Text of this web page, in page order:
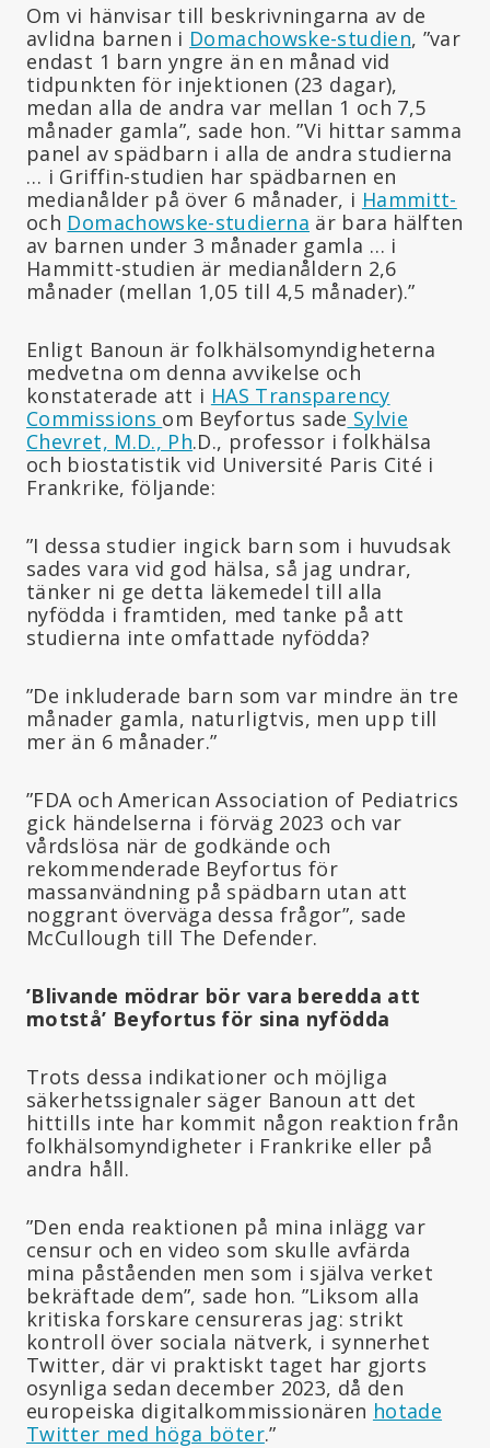
Om vi hänvisar till beskrivningarna av de
avlidna barnen i Domachowske-studien, ”var
endast 1 barn yngre än en månad vid
tidpunkten för injektionen (23 dagar),
medan alla de andra var mellan 1 och 7,5
månader gamla”, sade hon. ”Vi hittar samma
panel av spädbarn i alla de andra studierna
… i Griffin-studien har spädbarnen en
medianålder på över 6 månader, i Hammitt-
och Domachowske-studierna är bara hälften
av barnen under 3 månader gamla … i
Hammitt-studien är medianåldern 2,6
månader (mellan 1,05 till 4,5 månader).”
Enligt Banoun är folkhälsomyndigheterna
medvetna om denna avvikelse och
konstaterade att i HAS Transparency
Commissions om Beyfortus sade Sylvie
Chevret, M.D., Ph.D., professor i folkhälsa
och biostatistik vid Université Paris Cité i
Frankrike, följande:
”I dessa studier ingick barn som i huvudsak
sades vara vid god hälsa, så jag undrar,
tänker ni ge detta läkemedel till alla
nyfödda i framtiden, med tanke på att
studierna inte omfattade nyfödda?
”De inkluderade barn som var mindre än tre
månader gamla, naturligtvis, men upp till
mer än 6 månader.”
”FDA och American Association of Pediatrics
gick händelserna i förväg 2023 och var
vårdslösa när de godkände och
rekommenderade Beyfortus för
massanvändning på spädbarn utan att
noggrant överväga dessa frågor”, sade
McCullough till The Defender.
’Blivande mödrar bör vara beredda att
motstå’ Beyfortus för sina nyfödda
Trots dessa indikationer och möjliga
säkerhetssignaler säger Banoun att det
hittills inte har kommit någon reaktion från
folkhälsomyndigheter i Frankrike eller på
andra håll.
”Den enda reaktionen på mina inlägg var
censur och en video som skulle avfärda
mina påståenden men som i själva verket
bekräftade dem”, sade hon. ”Liksom alla
kritiska forskare censureras jag: strikt
kontroll över sociala nätverk, i synnerhet
Twitter, där vi praktiskt taget har gjorts
osynliga sedan december 2023, då den
europeiska digitalkommissionären hotade
Twitter med höga böter.”